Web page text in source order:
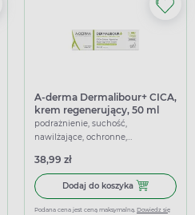
Emotopic, emolientowy krem
A-derma Dermalibour+ CICA,
krem regenerujący, 50 ml
podrażnienie, suchość,
nawilżające, ochronne,
38,99 zł
Dodaj do koszyka Dodaj do
Podana cena jest ceną maksymalną. Dowiedz się